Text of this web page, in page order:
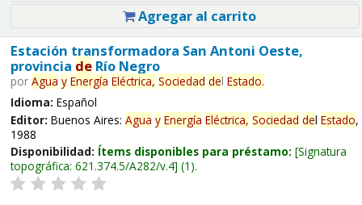
Agregar al carrito
Estación transformadora San Antoni Oeste,
provincia deRío Negro
por Agua y Energía Eléctrica, Sociedad del Estado.
Idioma: Español
Editor: Buenos Aires: Agua y Energía Eléctrica, Sociedad del Estado,
1988
Disponibilidad: Ítems disponibles para préstamo: Signatura
topográfica: 621.374.5/A282/v.4 (1).